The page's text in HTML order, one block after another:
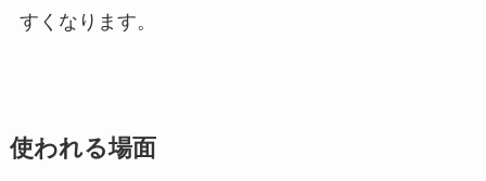
すくなります。
使われる場面